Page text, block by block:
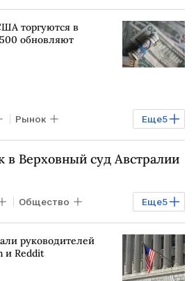
торгуются в
обновляют
Еще5
Рынок
США
в Верховный суд Австралии
Еще5
Общество
США
руководителей
и Reddit